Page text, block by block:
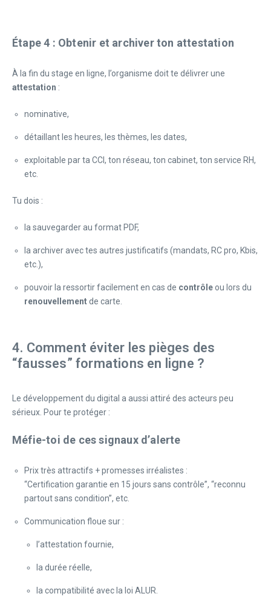
Étape 4 : Obtenir et archiver ton attestation
À la fin du stage en ligne, l’organisme doit te délivrer une
attestation :
nominative,
détaillant les heures, les thèmes, les dates,
exploitable par ta CCI, ton réseau, ton cabinet, ton service RH,
etc.
Tu dois :
la sauvegarder au format PDF,
la archiver avec tes autres justificatifs (mandats, RC pro, Kbis,
etc.),
pouvoir la ressortir facilement en cas de contrôleou lors du
renouvellementde carte.
4. Comment éviter les pièges des
“fausses” formations en ligne ?
Le développement du digital a aussi attiré des acteurs peu
sérieux. Pour te protéger :
Méfie-toi de ces signaux d’alerte
Prix très attractifs + promesses irréalistes :
“Certification garantie en 15 jours sans contrôle”, “reconnu
partout sans condition”, etc.
Communication floue sur :
l’attestation fournie,
la durée réelle,
la compatibilité avec la loi ALUR.